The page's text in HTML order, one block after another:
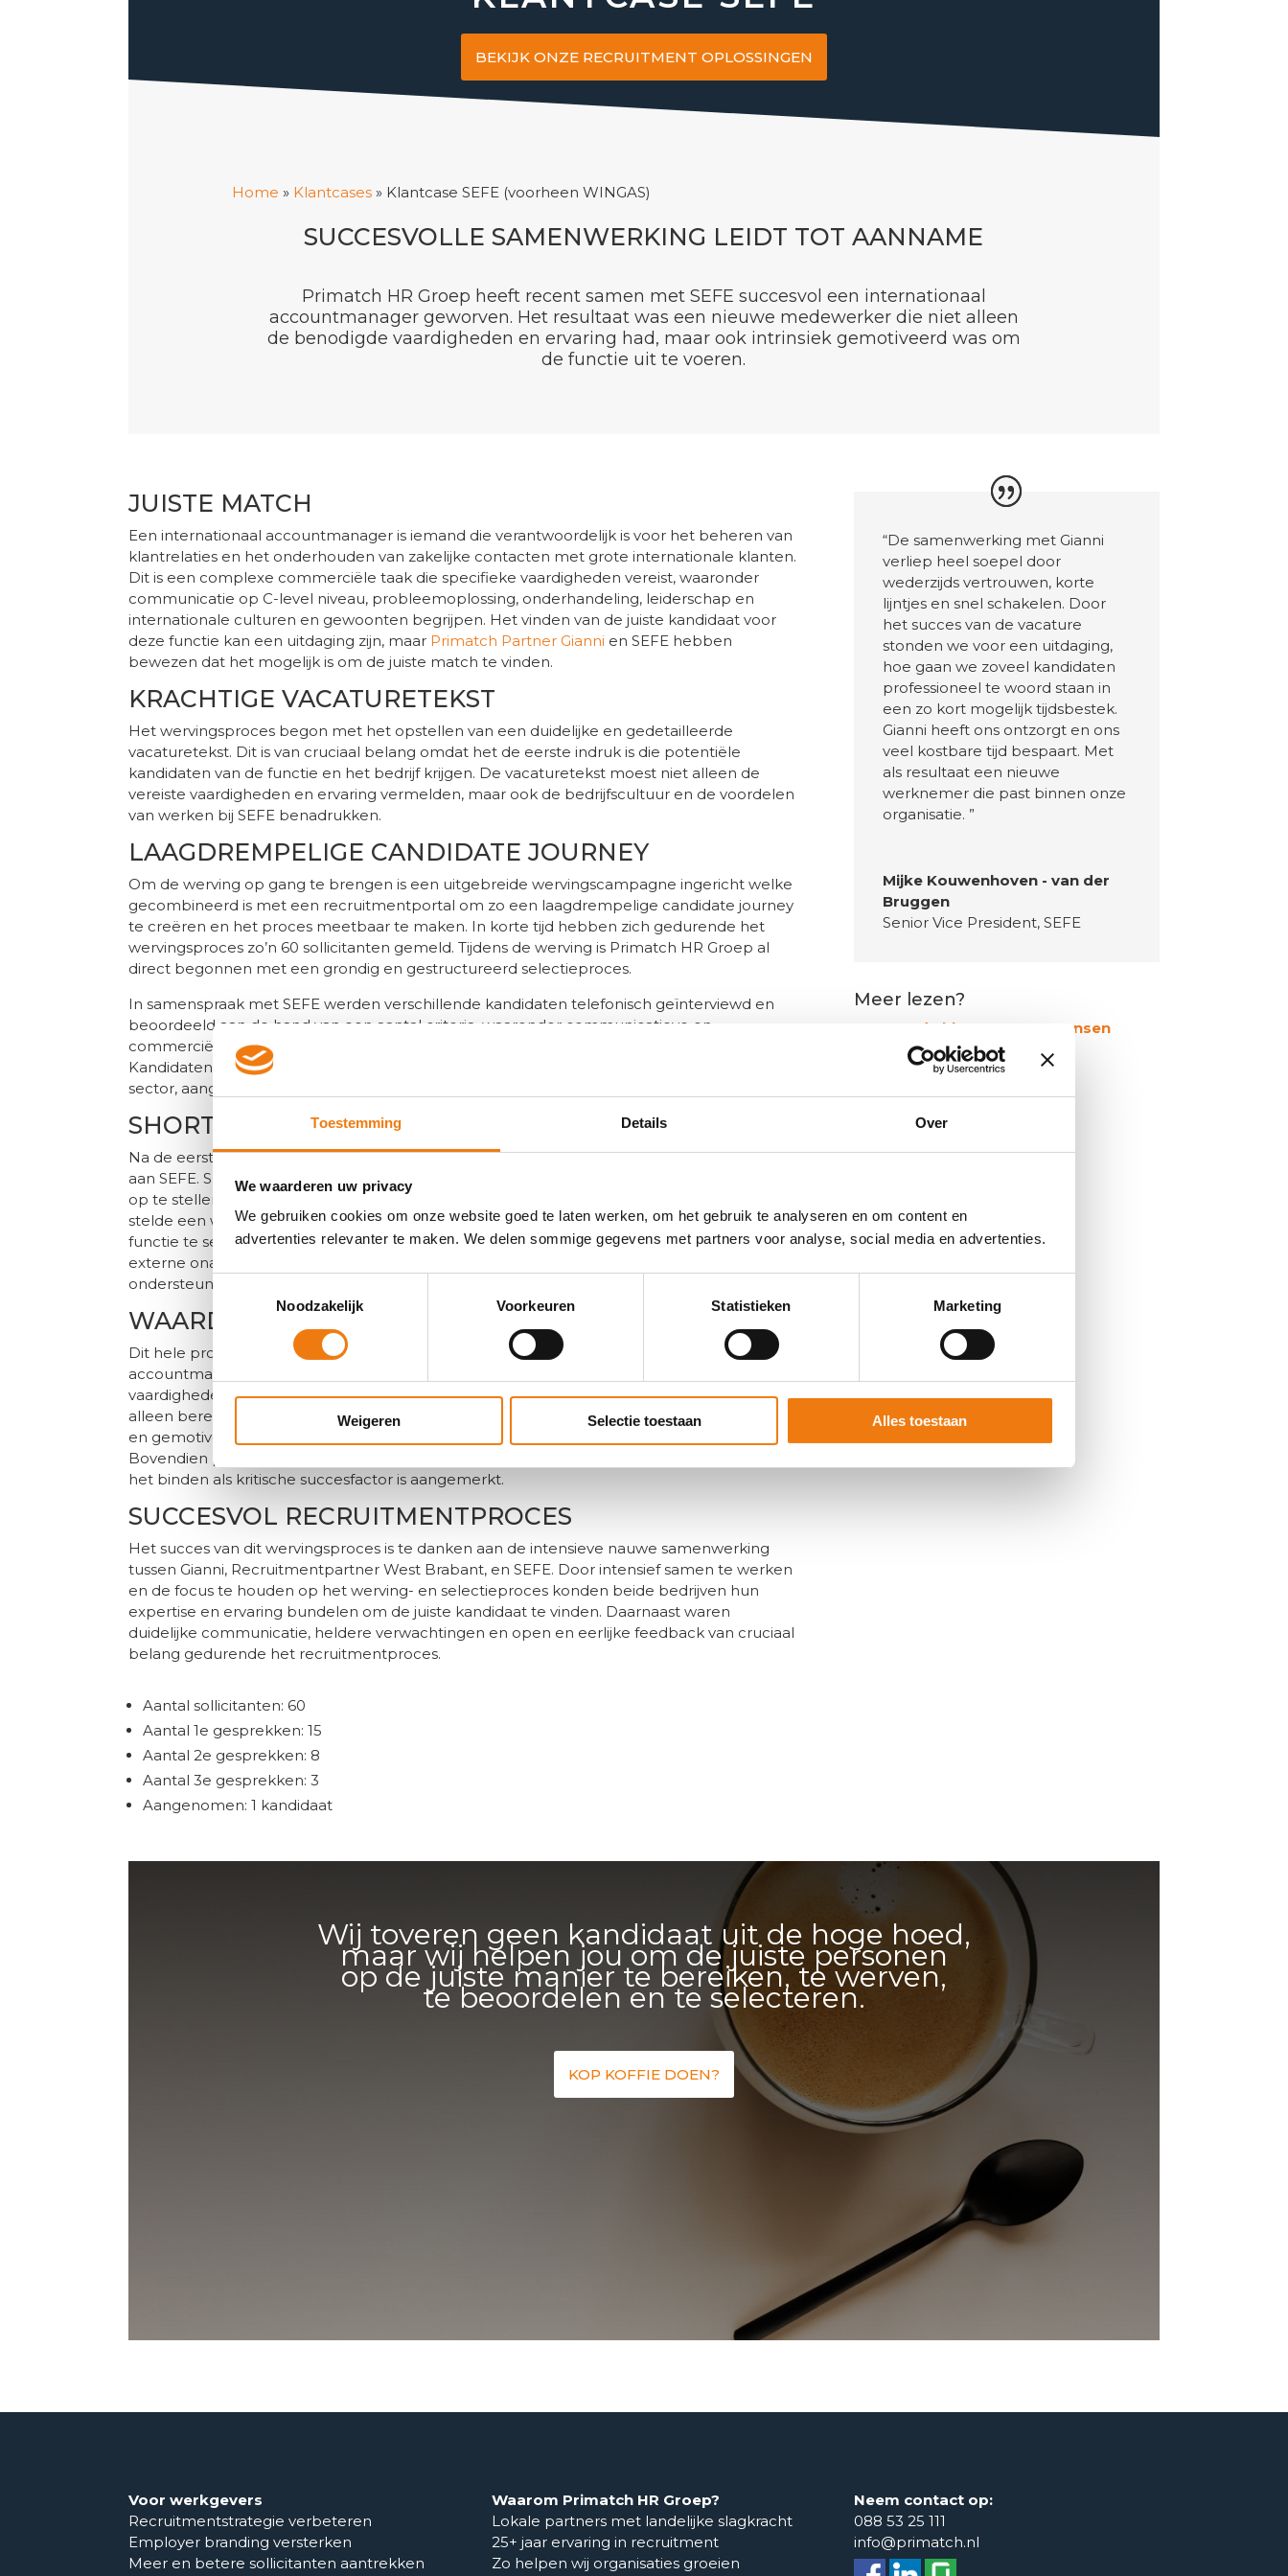
Toestemming Details Over
We waarderen uw privacy
We gebruiken cookies om onze website goed te laten werken, om het gebruik te analyseren en om content en
advertenties relevanter te maken. We delen sommige gegevens met partners voor analyse, social media en advertenties.
Toestemmingsselectie
Noodzakelijk
Voorkeuren Statistieken Marketing
Weigeren Selectie toestaan Alles toestaan
BEKIJK ONZE RECRUITMENT OPLOSSINGEN
Home » Klantcases» Klantcase SEFE (voorheen WINGAS)
SUCCESVOLLE SAMENWERKING LEIDT TOT AANNAME
Primatch HR Groep heeft recent samen met SEFE succesvol een internationaal
accountmanager geworven. Het resultaat was een nieuwe medewerker die niet alleen
de benodigde vaardigheden en ervaring had, maar ook intrinsiek gemotiveerd was om
de functie uit te voeren.
JUISTE MATCH
Een internationaal accountmanager is iemand die verantwoordelijk is voor het beheren van
klantrelaties en het onderhouden van zakelijke contacten met grote internationale klanten.
Dit is een complexe commerciële taak die specifieke vaardigheden vereist, waaronder
communicatie op C-level niveau, probleemoplossing, onderhandeling, leiderschap en
internationale culturen en gewoonten begrijpen. Het vinden van de juiste kandidaat voor
deze functie kan een uitdaging zijn, maar Primatch Partner Gianni en SEFE hebben
bewezen dat het mogelijk is om de juiste match te vinden.
KRACHTIGE VACATURETEKST
Het wervingsproces begon met het opstellen van een duidelijke en gedetailleerde
vacaturetekst. Dit is van cruciaal belang omdat het de eerste indruk is die potentiële
kandidaten van de functie en het bedrijf krijgen. De vacaturetekst moest niet alleen de
vereiste vaardigheden en ervaring vermelden, maar ook de bedrijfscultuur en de voordelen
van werken bij SEFE benadrukken.
LAAGDREMPELIGE CANDIDATE JOURNEY
Om de werving op gang te brengen is een uitgebreide wervingscampagne ingericht welke
gecombineerd is met een recruitmentportal om zo een laagdrempelige candidate journey
te creëren en het proces meetbaar te maken. In korte tijd hebben zich gedurende het
wervingsproces zo’n 60 sollicitanten gemeld. Tijdens de werving is Primatch HR Groep al
direct begonnen met een grondig en gestructureerd selectieproces.
In samenspraak met SEFE werden verschillende kandidaten telefonisch geïnterviewd en
beoordeeld aan de hand van een aantal criteria, waaronder communicatieve en
commerciële vaardigheden, ervaring en affiniteit met de branche en persoonlijkheid.
Kandidaten werden ook geëvalueerd op basis van intrinsieke motivatie om te werken in de
sector, aangezien dit laatste een belangrijke factor voor succes is.
SHORTLIST VAN DE BESTE KANDIDATEN
Na de eerste screening heeft Primatch een lijst met potentiële kandidaten gepresenteerd
aan SEFE. SEFE heeft deze kandidaten vervolgens geïnterviewd met als doel een shortlist
op te stellen van de beste kandidaten. Dit proces was cruciaal omdat het SEFE in staat
stelde een weloverwogen beslissing te nemen en de meest geschikte kandidaat voor de
functie te selecteren. In de laatste fase van het selectieproces is Primatch HR Groep als
externe onafhankelijke partij betrokken om de objectiviteit te waarborgen en te
ondersteunen om dé kandidaat te selecteren.
WAARDEVOLLE BIJDRAGE LEVEREN
Dit hele proces heeft geresulteerd in een nieuwe collega voor de rol van internationaal
accountmanager. De kandidaat is niet alleen gekozen vanwege zijn ervaring en
vaardigheden, maar ook vanwege zijn intrinsieke motivatie en drive. Dit betekent dat hij niet
alleen bereid is om de functie uit te voeren, maar ook enthousiast is om te werken bij SEFE,
en gemotiveerd om een waardevolle commerciële bijdrage te leveren aan het bedrijf.
Bovendien past de kandidaat ook bij het DNA van het bedrijf, zodat naast het vinden ook
het binden als kritische succesfactor is aangemerkt.
SUCCESVOL RECRUITMENTPROCES
Het succes van dit wervingsproces is te danken aan de intensieve nauwe samenwerking
tussen Gianni, Recruitmentpartner West Brabant, en SEFE. Door intensief samen te werken
en de focus te houden op het werving- en selectieproces konden beide bedrijven hun
expertise en ervaring bundelen om de juiste kandidaat te vinden. Daarnaast waren
duidelijke communicatie, heldere verwachtingen en open en eerlijke feedback van cruciaal
belang gedurende het recruitmentproces.
Aantal sollicitanten: 60
Aantal 1e gesprekken: 15
Aantal 2e gesprekken: 8
Aantal 3e gesprekken: 3
Aangenomen: 1 kandidaat
“De samenwerking met Gianni
verliep heel soepel door
wederzijds vertrouwen, korte
lijntjes en snel schakelen. Door
het succes van de vacature
stonden we voor een uitdaging,
hoe gaan we zoveel kandidaten
professioneel te woord staan in
een zo kort mogelijk tijdsbestek.
Gianni heeft ons ontzorgt en ons
veel kostbare tijd bespaart. Met
als resultaat een nieuwe
werknemer die past binnen onze
organisatie. ”
Mijke Kouwenhoven - van der
Bruggen
Senior Vice President, SEFE
Meer lezen?
Ga naar de klantcase van Rensen
Regeltechniek➜
Wij toveren geen kandidaat uit de hoge hoed,
maar wij helpen jou om de juiste personen
op de juiste manier te bereiken, te werven,
te beoordelen en te selecteren.
KOP KOFFIE DOEN?
Voor werkgevers
Recruitmentstrategie verbeteren
Employer branding versterken
Meer en betere sollicitanten aantrekken
Waarom Primatch HR Groep?
Lokale partners met landelijke slagkracht
25+ jaar ervaring in recruitment
Zo helpen wij organisaties groeien
Neem contact op:
088 53 25 111
info@primatch.nl